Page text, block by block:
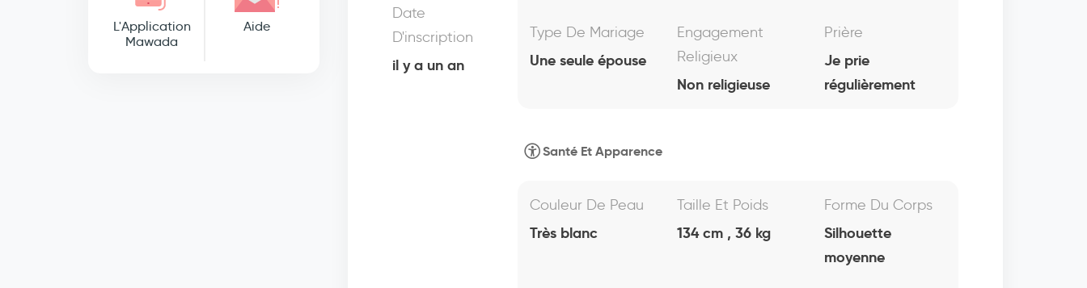
L'Application
Mawada
Aide
Date
D'inscription
il y a un an
Type De Mariage
Une seule épouse
Engagement
Religieux
Non religieuse
Prière
Je prie
régulièrement
Santé Et Apparence
Couleur De Peau
Très blanc
Taille Et Poids
134 cm , 36 kg
Forme Du Corps
Silhouette
moyenne